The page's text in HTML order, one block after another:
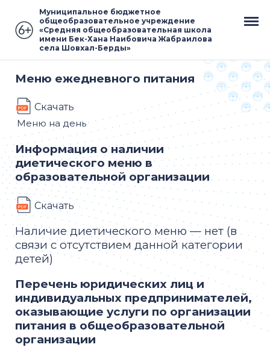
Муниципальное бюджетное
общеобразовательное учреждение
«Средняя общеобразовательная школа
имени Бек-Хана Наибовича Жабраилова
села Шовхал-Берды»
Меню ежедневного питания
Скачать
Меню на день
Информация о наличии
диетического меню в
образовательной организации
Скачать
Наличие диетического меню — нет (в
связи с отсутствием данной категории
детей)
Перечень юридических лиц и
индивидуальных предпринимателей,
оказывающие услуги по организации
питания в общеобразовательной
организации